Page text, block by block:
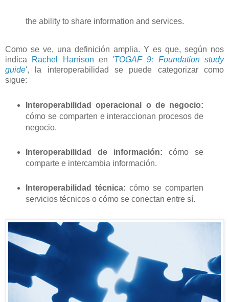
the ability to share information and services.
Como se ve, una definición amplia. Y es que, según nos
indica
Rachel Harrison en 'TOGAF 9: Foundation study
guide', la interoperabilidad se puede categorizar como
sigue:
Interoperabilidad operacional o de negocio:
cómo se comparten e interaccionan procesos de
negocio.
Interoperabilidad de información: cómo se
comparte e intercambia información.
Interoperabilidad técnica: cómo se comparten
servicios técnicos o cómo se conectan entre sí.